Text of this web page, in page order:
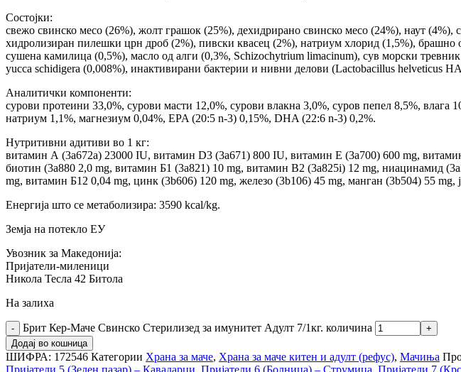
Состојки:
свежо свинско месо (26%), жолт грашок (25%), дехидрирано свинско месо (24%), наут
хидролизиран пилешки црн дроб (2%), пивски квасец (2%), натриум хлорид (1,5%),
сушена камилица (0,5%), масло од алги (0,3%, Schizochytrium limacinum), сув морски
yucca schidigera (0,008%), инактивирани бактерии и нивни делови (Lactobacillus helveticus
Аналитички компоненти:
сурови протеини 33,0%, сурови масти 12,0%, сурови влакна 3,0%, суров пепел 8,5%,
натриум 1,1%, магнезиум 0,04%, EPA (20:5 n-3) 0,15%, DHA (22:6 n-3) 0,2%.
Нутритивни адитиви во 1 кг:
витамин А (3a672a) 23000 IU, витамин D3 (3a671) 800 IU, витамин Е (3a700) 600 mg,
биотин (3a880 2,0 mg, витамин Б1 (3a821) 10 mg, витамин B2 (3a825i) 12 mg, ниацинамид
mg, витамин Б12 0,04 mg, цинк (3b606) 120 mg, железо (3b106) 45 mg, манган (3b504) 55
Енергија што се метаболизира: 3590 kcal/kg.
Земја на потекло ЕУ
Увозник за Македонија:
Пријатели-миленици
Никола Тесла 42 Битола
На залиха
Брит Кер-Маче Свинско Стерилизед за имунитет Адулт 7/1кг. количина
Додај во кошница
ШИФРА: 172546 Категории Храна за маче, Храна за маче китен и адулт (рефус), Мачиња
Пријатели 5 (Зелен пазар) – Кавадарци Пријатели 6 (Болница) – Струмица Пријатели 7